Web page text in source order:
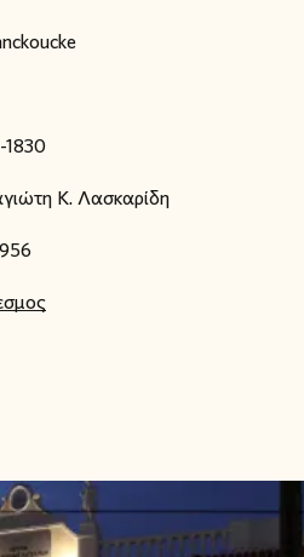
1830
Κ. Λασκαρίδη